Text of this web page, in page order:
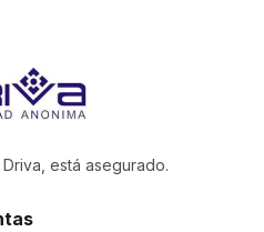
está asegurado.